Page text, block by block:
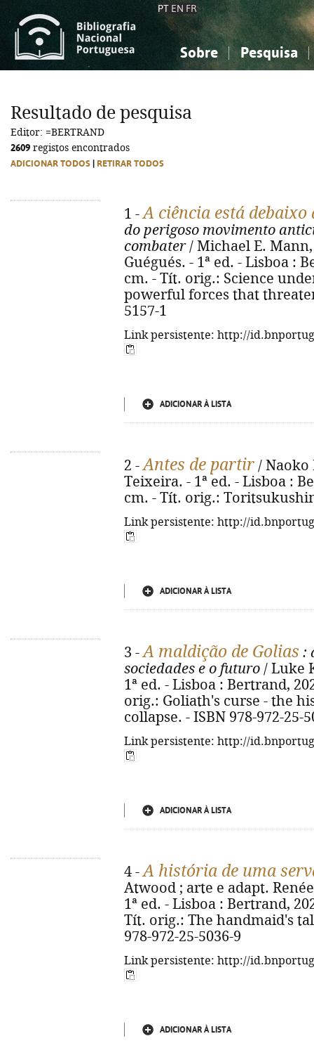
PT EN FR
Sobre Pesquisa
Ciências sociais...
Ciências sociais...
Resultado de pesquisa
Editor: =BERTRAND
2609 registos encontrados
ADICIONAR TODOS RETIRAR TODOS
1 -A ciência está debaixo
do perigoso movimento
combater/ Michael E.
Guégués. - 1ª ed. - Lisboa :
cm. - Tít. orig.: Science
powerful forces that
5157-1
Link persistente: http://
ADICIONAR À LISTA
2 -Antes de partir / Naoko
Teixeira. - 1ª ed. - Lisboa :
cm. - Tít. orig.:
Link persistente: http://
ADICIONAR À LISTA
3 -A maldição de Golias :
sociedades e o futuro / Luke
1ª ed. - Lisboa : Bertrand,
orig.: Goliath's curse - the
collapse. - ISBN 978-972-25-
Link persistente: http://
ADICIONAR À LISTA
4 -A história de uma
Atwood ; arte e adapt.
1ª ed. - Lisboa : Bertrand,
Tít. orig.: The handmaid's
978-972-25-5036-9
Link persistente: http://
ADICIONAR À LISTA